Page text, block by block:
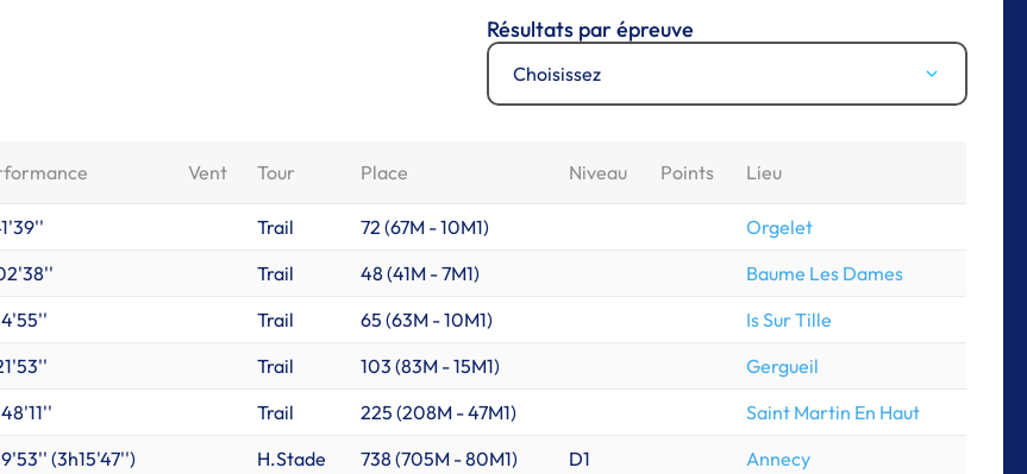
Résultats par épreuve
Choisissez
Vent Tour Place Niveau Points Lieu
Trail 72 (67M -10M1)
Orgelet
Trail 48 (41M -7M1)
Baume Les Dames
Trail 65 (63M -10M1)
Is Sur Tille
Trail 103 (83M -15M1)
Gergueil
Trail 225 (208M -47M1)
Saint Martin En Haut
(3h15'47'') H.Stade 738 (705M -80M1) D1
Annecy